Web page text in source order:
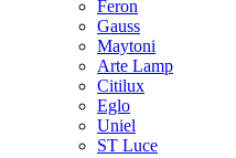
Feron
Gauss
Maytoni
Arte Lamp
Citilux
Eglo
Uniel
ST Luce